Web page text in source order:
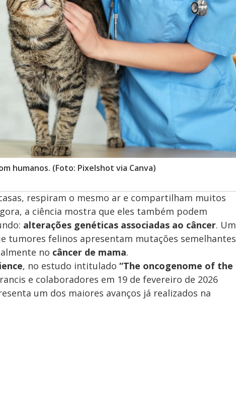
humanos. (Foto: Pixelshot via Canva)
respiram o mesmo ar e compartilham muitos
a ciência mostra que eles também podem
alterações genéticas associadas ao câncer. Um
tumores felinos apresentam mutações semelhantes
no câncer de mama.
, no estudo intitulado “The oncogenome of the
e colaboradores em 19 de fevereiro de 2026
um dos maiores avanços já realizados na